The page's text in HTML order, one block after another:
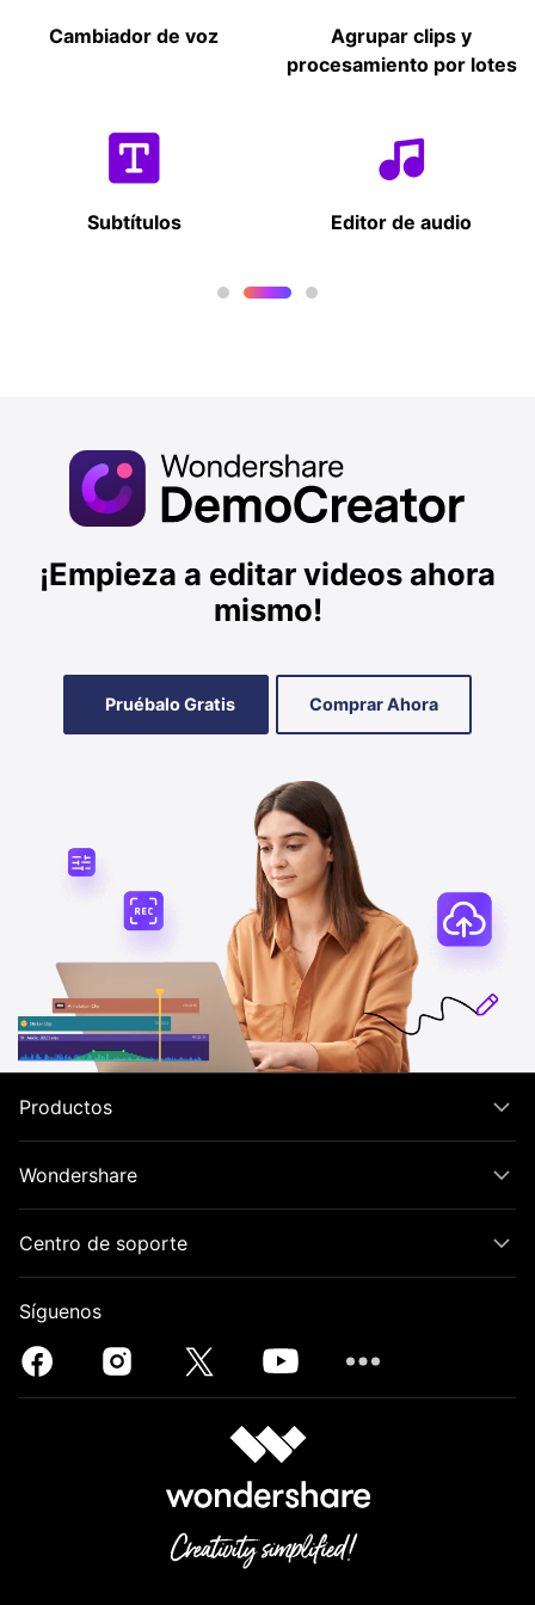
Grabación con cámara
Grabador de juegos
Grabador de voz Dibujo en pantalla
Cambiador de voz
Agrupar clips y
procesamiento por lotes
Subtítulos Editor de audio
Grabación con cámara
Grabador de juegos
Grabador de voz Dibujo en pantalla
¡Empieza a editar videos ahora
mismo!
Pruébalo Gratis Comprar Ahora
Productos
Wondershare
Centro de soporte
Síguenos